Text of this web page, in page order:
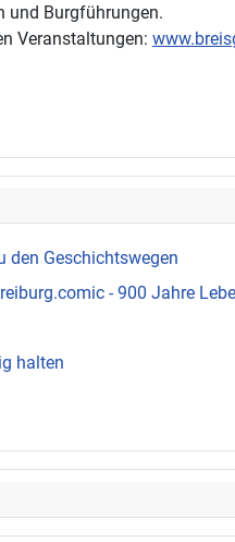
und Burgführungen.
Veranstaltungen:
den Geschichtswegen
- 900 Jahre
halten